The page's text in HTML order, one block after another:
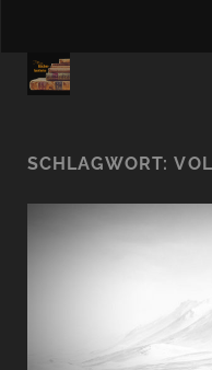
SCHLAGWORT: